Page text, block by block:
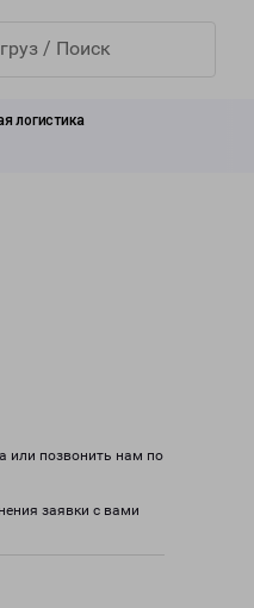
логистика
или позвонить нам по
заявки с вами